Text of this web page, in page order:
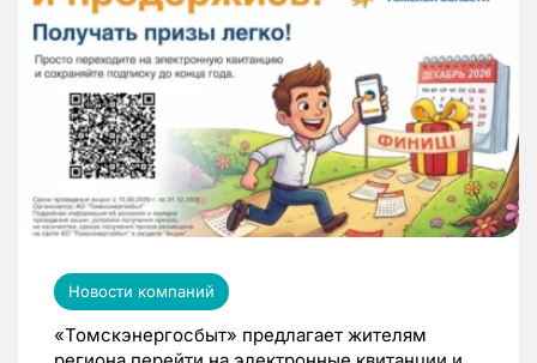
Новости компаний
«Томскэнергосбыт» предлагает жителям